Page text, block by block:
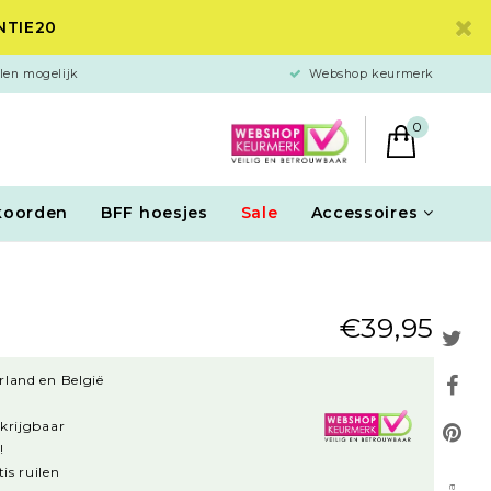
mogelijk Webshop keurmerk
0
BFF hoesjes Sale Accessoires
€39,95
en België
ruilen